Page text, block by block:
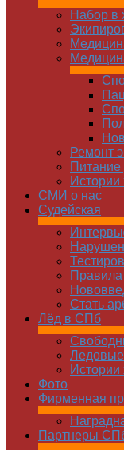
Набор в
Ремонт
Питание
Истории
СМИ о нас
Судейская
Правила
Стать
Лёд в СПб
Истории
Фото
Фирменная
Партнеры